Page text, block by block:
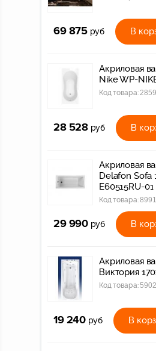
69 875 руб В
Акриловая
Nike WP-
Код товара:
28 528 руб В
Акриловая
Delafon Sofa
E60515RU-01
Код товара:8991
29 990 руб В
Акриловая
Виктория
Код товара:5902
19 240 руб В